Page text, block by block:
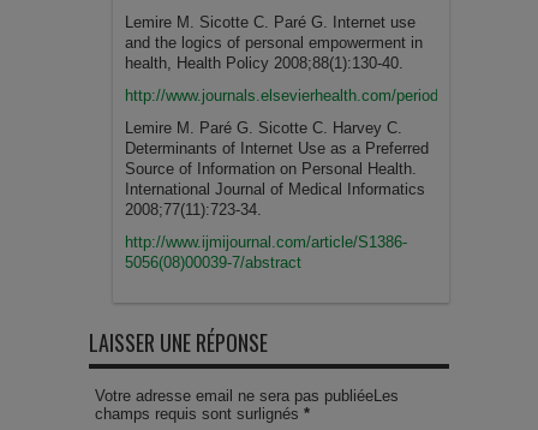
Lemire M. Sicotte C. Paré G. Internet use
and the logics of personal empowerment in
health, Health Policy 2008;88(1):130-40.
http://www.journals.elsevierhealth.com/periodicals/heap/
Lemire M. Paré G. Sicotte C. Harvey C.
Determinants of Internet Use as a Preferred
Source of Information on Personal Health.
International Journal of Medical Informatics
2008;77(11):723-34.
http://www.ijmijournal.com/article/S1386-
5056(08)00039-7/abstract
LAISSER UNE RÉPONSE
Votre adresse email ne sera pas publiéeLes
champs requis sont surlignés *